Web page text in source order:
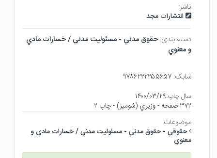
ناشر:
انتشارات مجد
دسته بندی: حقوق مدني - مسئوليت مدني / خسارات مادي
و معنوي
شابک: ۹۷۸۶۲۲۲۲۵۵۶۵۷
سال چاپ:۱۴۰۰/۰۳/۲۹
۳۷۲ صفحه - وزيري (شوميز) - چاپ ۲
موضوعات:
حقوقي - حقوق مدني - مسئوليت مدني / خسارات مادي و
معنوي